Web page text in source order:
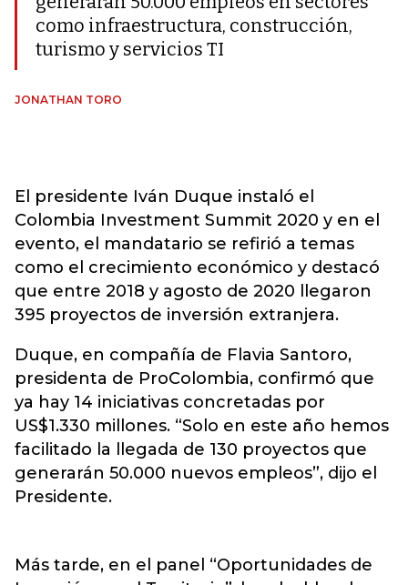
como infraestructura, construcción,
turismo y servicios TI
JONATHAN TORO
El presidente Iván Duque instaló el
Colombia Investment Summit 2020 y en el
evento, el mandatario se refirió a temas
como el crecimiento económico y destacó
que entre 2018 y agosto de 2020 llegaron
395 proyectos de inversión extranjera.
Duque, en compañía de Flavia Santoro,
presidenta de ProColombia, confirmó que
ya hay 14 iniciativas concretadas por
US$1.330 millones. “Solo en este año hemos
facilitado la llegada de 130 proyectos que
generarán 50.000 nuevos empleos”, dijo el
Presidente.
Más tarde, en el panel “Oportunidades de